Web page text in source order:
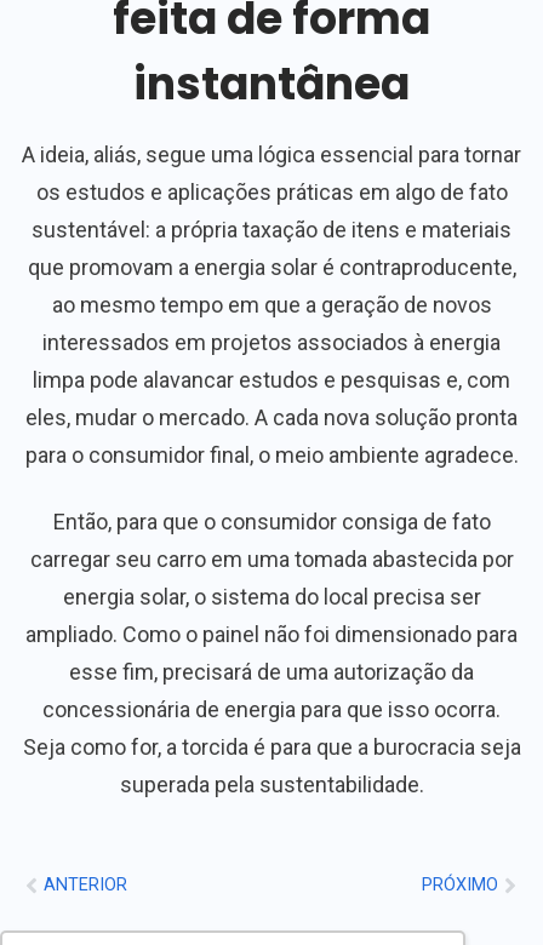
feita de forma
instantânea
A ideia, aliás, segue uma lógica essencial para tornar
os estudos e aplicações práticas em algo de fato
sustentável: a própria taxação de itens e materiais
que promovam a energia solar é contraproducente,
ao mesmo tempo em que a geração de novos
interessados em projetos associados à energia
limpa pode alavancar estudos e pesquisas e, com
eles, mudar o mercado. A cada nova solução pronta
para o consumidor final, o meio ambiente agradece.
Então, para que o consumidor consiga de fato
carregar seu carro em uma tomada abastecida por
energia solar, o sistema do local precisa ser
ampliado. Como o painel não foi dimensionado para
esse fim, precisará de uma autorização da
concessionária de energia para que isso ocorra.
Seja como for, a torcida é para que a burocracia seja
superada pela sustentabilidade.
ANTERIOR PRÓXIMO